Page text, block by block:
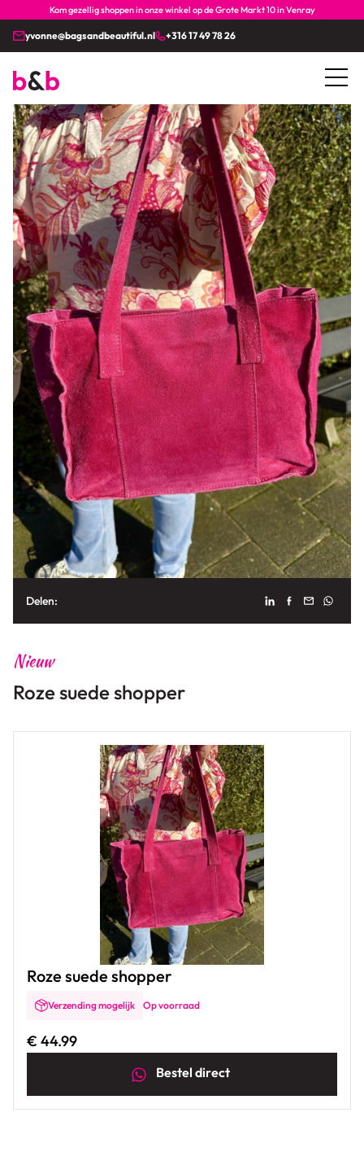
Kom gezellig shoppen in onze winkel op de Grote Markt 10 in Venray
yvonne@bagsandbeautiful.nl +316 17 49 78 26
Delen:
Nieuw
Roze suede shopper
Roze suede shopper
Op voorraad
Verzending mogelijk
€ 44.99
Bestel direct